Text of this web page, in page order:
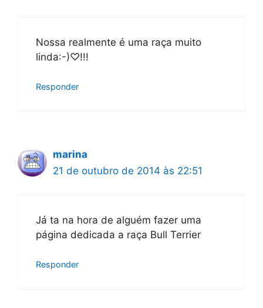
Nossa realmente é uma raça muito
linda:-)♡!!!
Responder
marina
21 de outubro de 2014 às 22:51
Já ta na hora de alguém fazer uma
página dedicada a raça Bull Terrier
Responder